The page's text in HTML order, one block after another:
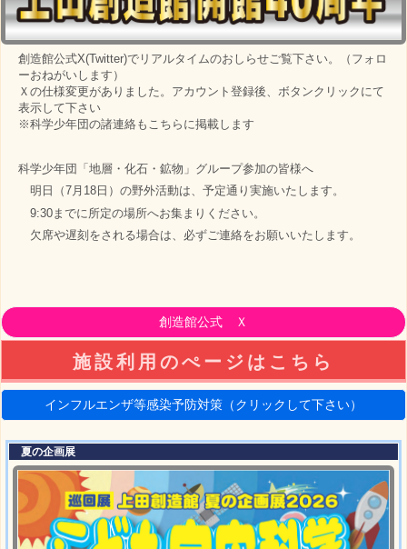
創造館公式X(Twitter)でリアルタイムのおしらせご覧下さい。（フォロ
ーおねがいします）
Ｘの仕様変更がありました。アカウント登録後、ボタンクリックにて
表示して下さい
※科学少年団の諸連絡もこちらに掲載します
科学少年団「地層・化石・鉱物」グループ参加の皆様へ
明日（7月18日）の野外活動は、予定通り実施いたします。
9:30までに所定の場所へお集まりください。
欠席や遅刻をされる場合は、必ずご連絡をお願いいたします。
創造館公式 Ｘ
施設利用のぺージはこちら
インフルエンザ等感染予防対策（クリックして下さい）
夏の企画展